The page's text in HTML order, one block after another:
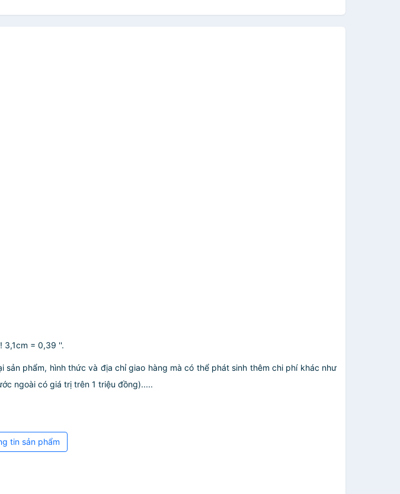
3,1cm = 0,39 ''.
phẩm, hình thức và địa chỉ giao hàng mà có thể phát sinh thêm chi phí khác như
ngoài có giá trị trên 1 triệu đồng).....
tin sản phẩm